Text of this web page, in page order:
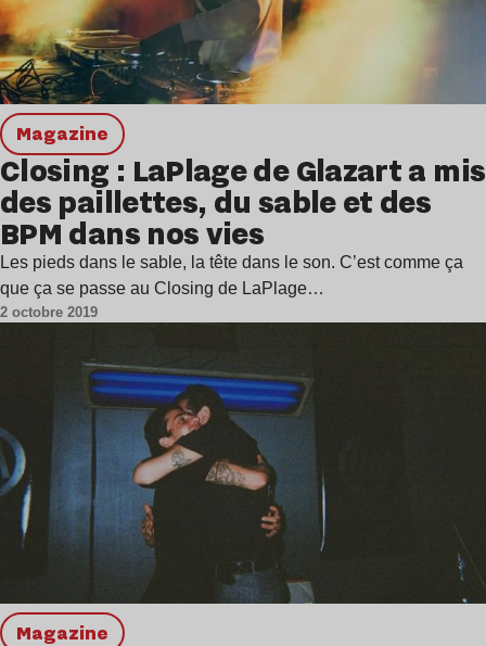
magazine
Closing : LaPlage de Glazart a mis
des paillettes, du sable et des
BPM dans nos vies
Les pieds dans le sable, la tête dans le son. C’est comme ça
que ça se passe au Closing de LaPlage…
2 octobre 2019
magazine